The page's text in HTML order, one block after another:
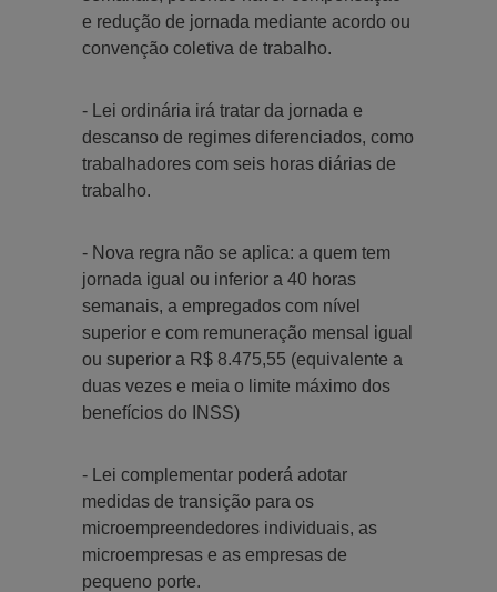
e redução de jornada mediante acordo ou
convenção coletiva de trabalho.
- Lei ordinária irá tratar da jornada e
descanso de regimes diferenciados, como
trabalhadores com seis horas diárias de
trabalho.
- Nova regra não se aplica: a quem tem
jornada igual ou inferior a 40 horas
semanais, a empregados com nível
superior e com remuneração mensal igual
ou superior a R$ 8.475,55 (equivalente a
duas vezes e meia o limite máximo dos
benefícios do INSS)
- Lei complementar poderá adotar
medidas de transição para os
microempreendedores individuais, as
microempresas e as empresas de
pequeno porte.